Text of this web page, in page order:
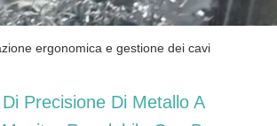
ergonomica e gestione dei cavi
Precisione Di Metallo A